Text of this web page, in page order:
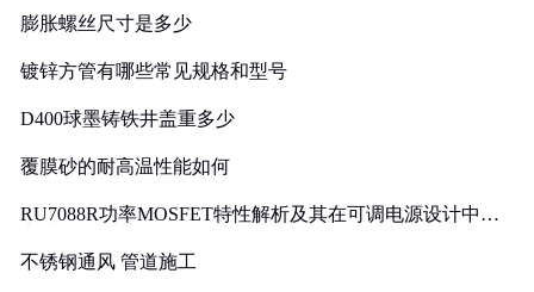
膨胀螺丝尺寸是多少
镀锌方管有哪些常见规格和型号
D400球墨铸铁井盖重多少
覆膜砂的耐高温性能如何
RU7088R功率MOSFET特性解析及其在可调电源设计中的
不锈钢通风 管道施工